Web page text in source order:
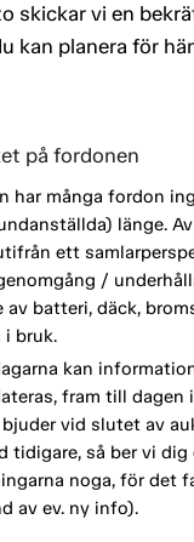
skickar vi en
kan planera för
på fordonen
har många fordon
länge.
ett
/
av batteri, däck,
i bruk.
kan
fram till dagen
vid slutet av
tidigare, så ber vi
noga, för det
av ev. ny info).